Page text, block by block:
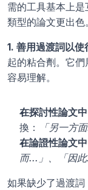
需的工具基本上
類型的論文更出色。
1. 善用過渡詞以
起的粘合劑。它
容易理解。
在探討性論文中
換：
「另一方
在論證性論文中
而...」、「因
如果缺少了過渡